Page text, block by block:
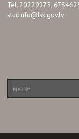
Tel. 20229975,
studinfo@lkk.gov.lv